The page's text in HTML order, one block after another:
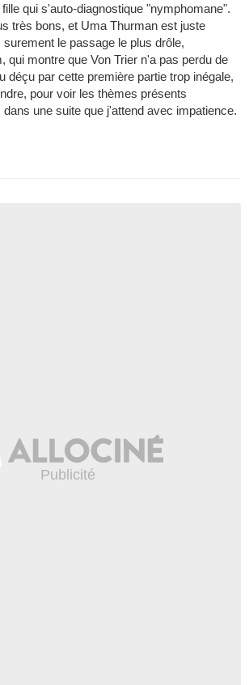
qui s'auto-diagnostique "nymphomane".
très bons, et Uma Thurman est juste
le passage le plus drôle,
qui montre que Von Trier n'a pas perdu de
déçu par cette première partie trop inégale,
pour voir les thèmes présents
une suite que j'attend avec impatience.